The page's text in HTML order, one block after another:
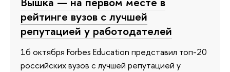
рейтинге вузов с лучшей
репутацией у работодателей
16 октября Forbes Education представил топ-20
российских вузов с лучшей репутацией у